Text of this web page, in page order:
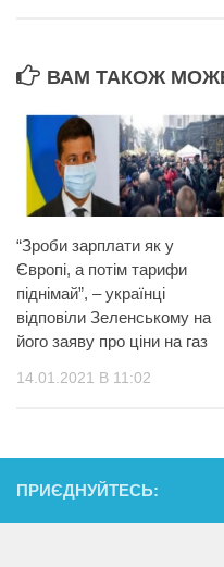
ВАМ ТАКОЖ
“Зроби зарплати як у
Європі, а потім тарифи
піднімай”, – українці
відповіли Зеленському на
його заяву про ціни на газ
14.01.2021 В 11:02
ПРИЄДНУЙТЕСЬ: